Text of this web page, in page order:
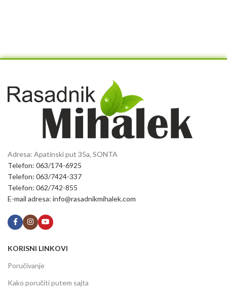
Adresa: Apatinski put 35a, SONTA
Telefon: 063/174-6925
Telefon: 063/7424-337
Telefon: 062/742-855
E-mail adresa: info@rasadnikmihalek.com
KORISNI LINKOVI
Poručivanje
Kako poručiti putem sajta